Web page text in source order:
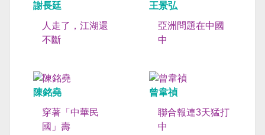
謝長廷
人走了，江湖還
不斷
王景弘
亞洲問題在中國
中
陳銘堯
穿著「中華民
國」壽
曾韋禎
聯合報連3天猛打
中